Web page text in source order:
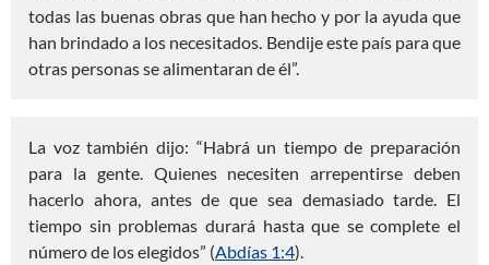
todas las buenas obras que han hecho y por la ayuda que
han brindado a los necesitados. Bendije este país para que
otras personas se alimentaran de él”.
La voz también dijo: “Habrá un tiempo de preparación
para la gente. Quienes necesiten arrepentirse deben
hacerlo ahora, antes de que sea demasiado tarde. El
tiempo sin problemas durará hasta que se complete el
número de los elegidos” (Abdías 1:4).